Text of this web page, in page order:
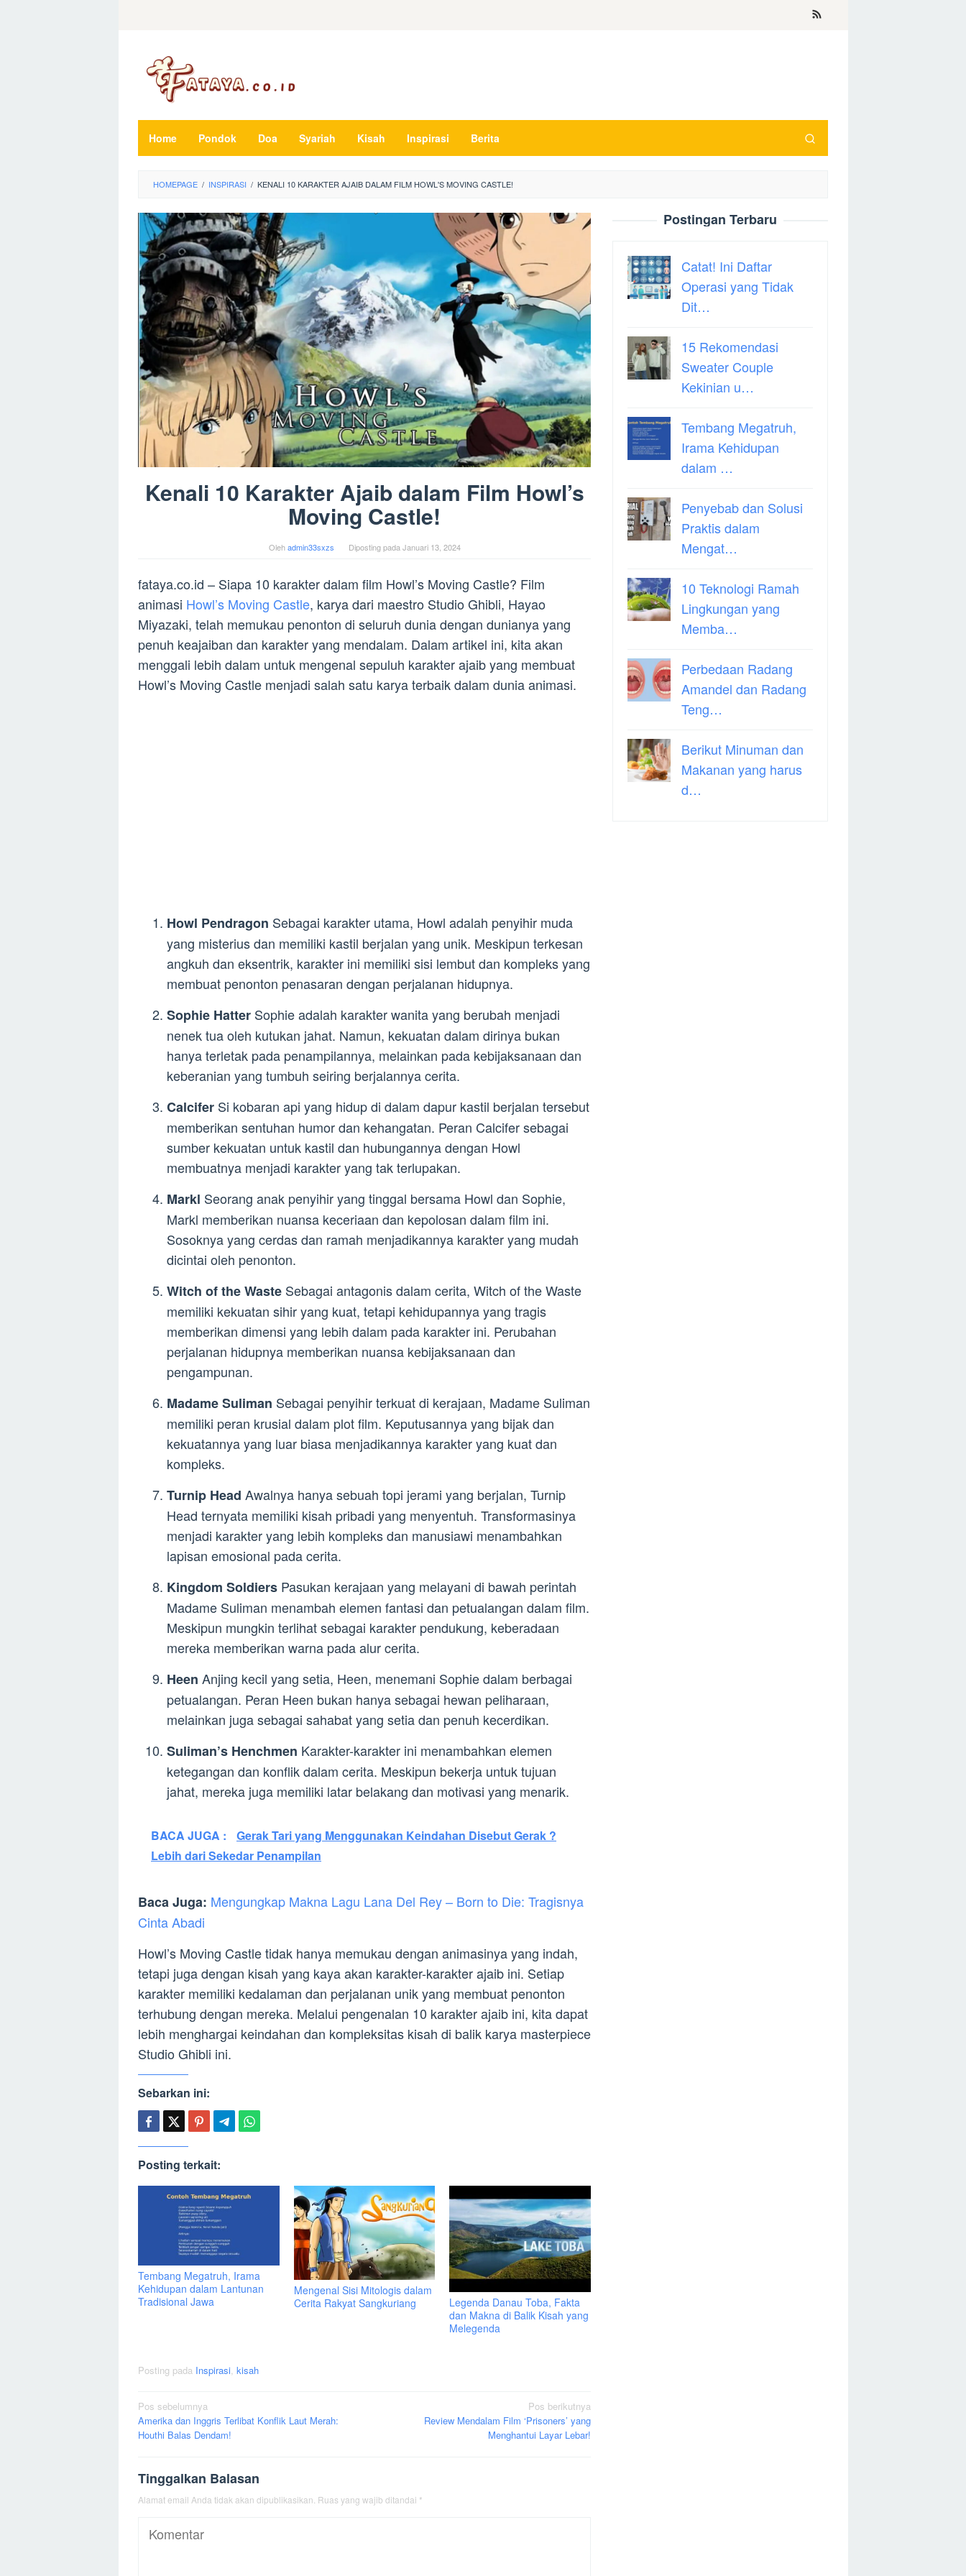
Home Pondok Doa Syariah Kisah Inspirasi Berita
HOMEPAGE / INSPIRASI / KENALI 10 KARAKTER AJAIB DALAM FILM HOWL'S MOVING CASTLE!
Kenali 10 Karakter Ajaib dalam Film Howl’s
Moving Castle!
Olehadmin33sxzs Diposting padaJanuari 13, 2024
fataya.co.id – Siapa 10 karakter dalam film Howl’s Moving Castle? Film
animasi Howl’s Moving Castle, karya dari maestro Studio Ghibli, Hayao
Miyazaki, telah memukau penonton di seluruh dunia dengan dunianya yang
penuh keajaiban dan karakter yang mendalam. Dalam artikel ini, kita akan
menggali lebih dalam untuk mengenal sepuluh karakter ajaib yang membuat
Howl’s Moving Castle menjadi salah satu karya terbaik dalam dunia animasi.
Howl Pendragon Sebagai karakter utama, Howl adalah penyihir muda
yang misterius dan memiliki kastil berjalan yang unik. Meskipun terkesan
angkuh dan eksentrik, karakter ini memiliki sisi lembut dan kompleks yang
membuat penonton penasaran dengan perjalanan hidupnya.
Sophie Hatter Sophie adalah karakter wanita yang berubah menjadi
nenek tua oleh kutukan jahat. Namun, kekuatan dalam dirinya bukan
hanya terletak pada penampilannya, melainkan pada kebijaksanaan dan
keberanian yang tumbuh seiring berjalannya cerita.
Calcifer Si kobaran api yang hidup di dalam dapur kastil berjalan tersebut
memberikan sentuhan humor dan kehangatan. Peran Calcifer sebagai
sumber kekuatan untuk kastil dan hubungannya dengan Howl
membuatnya menjadi karakter yang tak terlupakan.
Markl Seorang anak penyihir yang tinggal bersama Howl dan Sophie,
Markl memberikan nuansa keceriaan dan kepolosan dalam film ini.
Sosoknya yang cerdas dan ramah menjadikannya karakter yang mudah
dicintai oleh penonton.
Witch of the Waste Sebagai antagonis dalam cerita, Witch of the Waste
memiliki kekuatan sihir yang kuat, tetapi kehidupannya yang tragis
memberikan dimensi yang lebih dalam pada karakter ini. Perubahan
perjalanan hidupnya memberikan nuansa kebijaksanaan dan
pengampunan.
Madame Suliman Sebagai penyihir terkuat di kerajaan, Madame Suliman
memiliki peran krusial dalam plot film. Keputusannya yang bijak dan
kekuatannya yang luar biasa menjadikannya karakter yang kuat dan
kompleks.
Turnip Head Awalnya hanya sebuah topi jerami yang berjalan, Turnip
Head ternyata memiliki kisah pribadi yang menyentuh. Transformasinya
menjadi karakter yang lebih kompleks dan manusiawi menambahkan
lapisan emosional pada cerita.
Kingdom Soldiers Pasukan kerajaan yang melayani di bawah perintah
Madame Suliman menambah elemen fantasi dan petualangan dalam film.
Meskipun mungkin terlihat sebagai karakter pendukung, keberadaan
mereka memberikan warna pada alur cerita.
Heen Anjing kecil yang setia, Heen, menemani Sophie dalam berbagai
petualangan. Peran Heen bukan hanya sebagai hewan peliharaan,
melainkan juga sebagai sahabat yang setia dan penuh kecerdikan.
Suliman’s Henchmen Karakter-karakter ini menambahkan elemen
ketegangan dan konflik dalam cerita. Meskipun bekerja untuk tujuan
jahat, mereka juga memiliki latar belakang dan motivasi yang menarik.
BACA JUGA :
Gerak Tari yang Menggunakan Keindahan Disebut Gerak ?
Lebih dari Sekedar Penampilan
Baca Juga: Mengungkap Makna Lagu Lana Del Rey – Born to Die: Tragisnya
Cinta Abadi
Howl’s Moving Castle tidak hanya memukau dengan animasinya yang indah,
tetapi juga dengan kisah yang kaya akan karakter-karakter ajaib ini. Setiap
karakter memiliki kedalaman dan perjalanan unik yang membuat penonton
terhubung dengan mereka. Melalui pengenalan 10 karakter ajaib ini, kita dapat
lebih menghargai keindahan dan kompleksitas kisah di balik karya masterpiece
Studio Ghibli ini.
Sebarkan ini:
Posting terkait:
Tembang Megatruh, Irama
Kehidupan dalam Lantunan
Tradisional Jawa
Mengenal Sisi Mitologis dalam
Cerita Rakyat Sangkuriang
Legenda Danau Toba, Fakta
dan Makna di Balik Kisah yang
Melegenda
Posting pada Inspirasi, kisah
Navigasi
pos
Pos sebelumnya
Amerika dan Inggris Terlibat Konflik Laut Merah:
Houthi Balas Dendam!
Pos berikutnya
Review Mendalam Film ‘Prisoners’ yang
Menghantui Layar Lebar!
Tinggalkan Balasan
Alamat email Anda tidak akan dipublikasikan. Ruas yang wajib ditandai *
Postingan Terbaru
Catat! Ini Daftar
Operasi yang Tidak
Dit…
15 Rekomendasi
Sweater Couple
Kekinian u…
Tembang Megatruh,
Irama Kehidupan
dalam …
Penyebab dan Solusi
Praktis dalam
Mengat…
10 Teknologi Ramah
Lingkungan yang
Memba…
Perbedaan Radang
Amandel dan Radang
Teng…
Berikut Minuman dan
Makanan yang harus
d…